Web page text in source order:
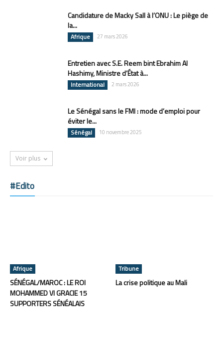
Candidature de Macky Sall à l’ONU : Le piège de
la...
Afrique 27 mars 2026
Entretien avec S.E. Reem bint Ebrahim Al
Hashimy, Ministre d’État à...
International 2 mars 2026
Le Sénégal sans le FMI : mode d’emploi pour
éviter le...
Sénégal 10 novembre 2025
Voir plus
#Edito
Afrique
SÉNÉGAL/MAROC : LE ROI
MOHAMMED VI GRACIE 15
SUPPORTERS SÉNÉALAIS
Tribune
La crise politique au Mali